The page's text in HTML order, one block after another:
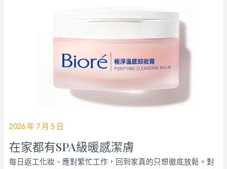
2026 年 7 月 5 日
在家都有SPA級暖感潔膚
每日返工化妝、應對繁忙工作，回到家真的只想徹底放鬆。對